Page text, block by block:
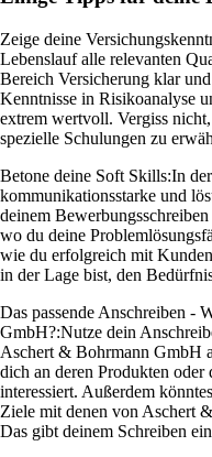
Zeige deine
Lebenslauf alle relevanten
Bereich Versicherung klar
Kenntnisse in Risikoanalyse
extrem wertvoll. Vergiss
spezielle Schulungen zu
Betone deine Soft Skills:In
kommunikationsstarke und
deinem
wo du deine
wie du erfolgreich mit
in der Lage bist, den
Das passende Anschreiben -
GmbH?:Nutze dein
Aschert & Bohrmann GmbH
dich an deren Produkten oder
interessiert. Außerdem
Ziele mit denen von Aschert
Das gibt deinem Schreiben